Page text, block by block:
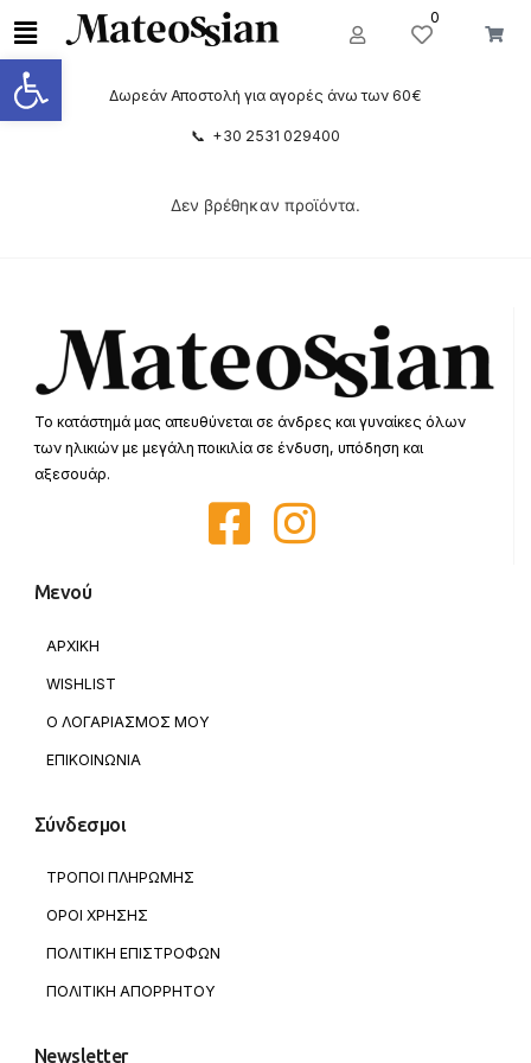
Ανοίξτε τη γραμμή εργαλείων
0
Δωρεάν Αποστολή για αγορές άνω των 60€
📞 +30 2531 029400
Δεν βρέθηκαν προϊόντα.
Το κατάστημά μας απευθύνεται σε άνδρες και γυναίκες όλων
των ηλικιών με μεγάλη ποικιλία σε ένδυση, υπόδηση και
αξεσουάρ.
Μενού
ΑΡΧΙΚΗ
WISHLIST
Ο ΛΟΓΑΡΙΑΣΜΟΣ ΜΟΥ
ΕΠΙΚΟΙΝΩΝΙΑ
Σύνδεσμοι
ΤΡΟΠΟΙ ΠΛΗΡΩΜΗΣ
ΟΡΟΙ ΧΡΗΣΗΣ
ΠΟΛΙΤΙΚΗ ΕΠΙΣΤΡΟΦΩΝ
ΠΟΛΙΤΙΚΗ ΑΠΟΡΡΗΤΟΥ
Newsletter